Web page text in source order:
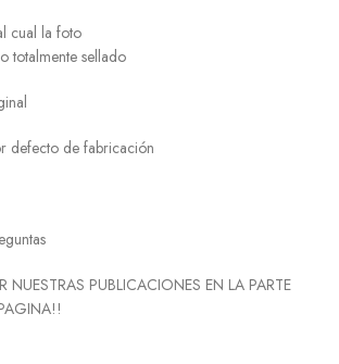
cual la foto
totalmente sellado
defecto de fabricación
NUESTRAS PUBLICACIONES EN LA PARTE